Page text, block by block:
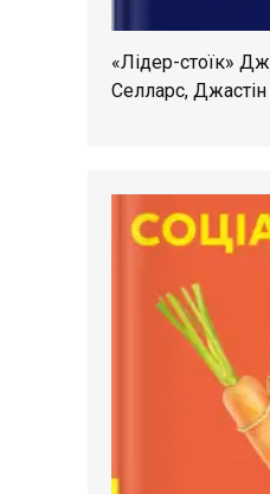
«Лідер-стоїк»
Селларс,